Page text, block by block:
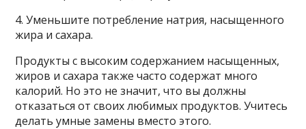
4. Уменьшите потребление натрия, насыщенного
жира и сахара.
Продукты с высоким содержанием насыщенных,
жиров и сахара также часто содержат много
калорий. Но это не значит, что вы должны
отказаться от своих любимых продуктов. Учитесь
делать умные замены вместо этого.